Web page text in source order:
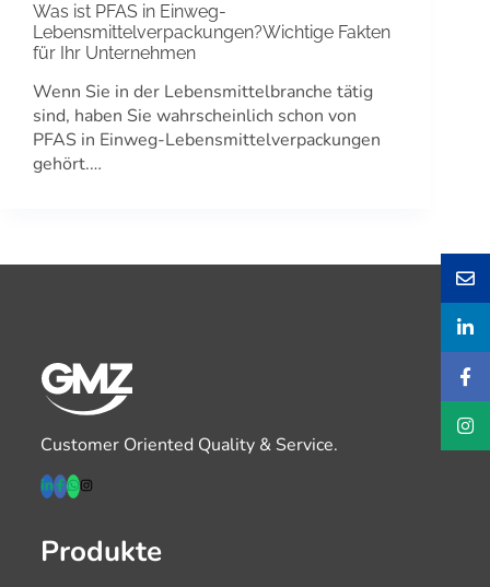
Was ist PFAS in Einweg-
Lebensmittelverpackungen?Wichtige Fakten
für Ihr Unternehmen
Wenn Sie in der Lebensmittelbranche tätig
sind, haben Sie wahrscheinlich schon von
PFAS in Einweg-Lebensmittelverpackungen
gehört.…
Customer Oriented Quality & Service.
Produkte